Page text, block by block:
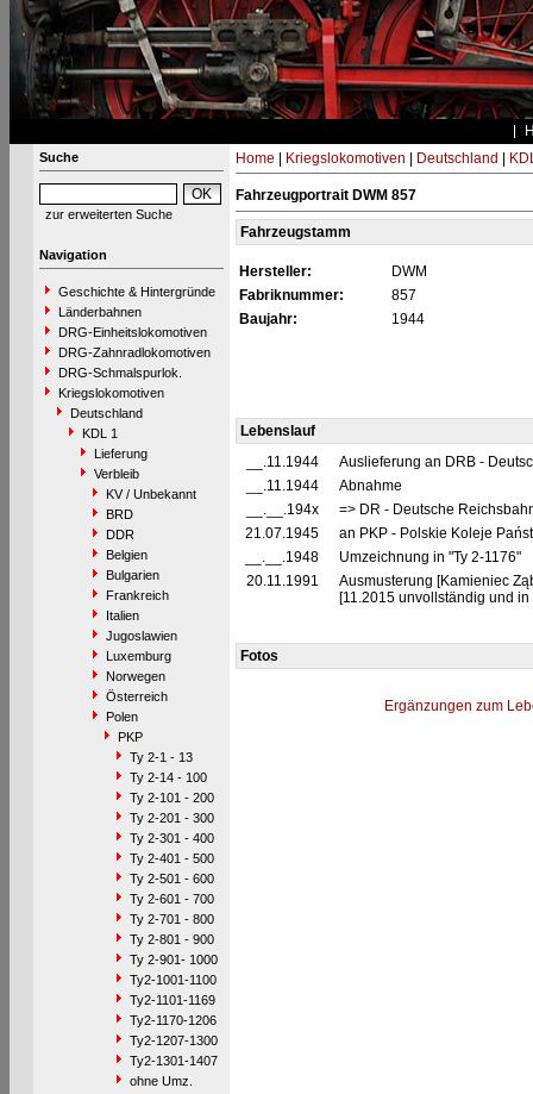
Suche
zur erweiterten Suche
Navigation
Geschichte & Hintergründe
Länderbahnen
DRG-Einheitslokomotiven
DRG-Zahnradlokomotiven
DRG-Schmalspurlok.
Kriegslokomotiven
Deutschland
KDL 1
Lieferung
Verbleib
KV / Unbekannt
BRD
DDR
Belgien
Bulgarien
Frankreich
Italien
Jugoslawien
Luxemburg
Norwegen
Österreich
Polen
PKP
Ty 2-1 - 13
Ty 2-14 - 100
Ty 2-101 - 200
Ty 2-201 - 300
Ty 2-301 - 400
Ty 2-401 - 500
Ty 2-501 - 600
Ty 2-601 - 700
Ty 2-701 - 800
Ty 2-801 - 900
Ty 2-901- 1000
Ty2-1001-1100
Ty2-1101-1169
Ty2-1170-1206
Ty2-1207-1300
Ty2-1301-1407
ohne Umz.
Home Kriegslokomotiven Deutschland
Fahrzeugportrait DWM 857
Fahrzeugstamm
Hersteller:
DWM
Fabriknummer:
857
Baujahr:
1944
Lebenslauf
__.11.1944
Auslieferung an DRB -
__.11.1944
Abnahme
__.__.194x
=> DR - Deutsche
21.07.1945
an PKP - Polskie Koleje
__.__.1948
Umzeichnung in "Ty 2-1176"
20.11.1991
Ausmusterung [Kamieniec
[11.2015 unvollständig und
Fotos
Ergänzungen zum